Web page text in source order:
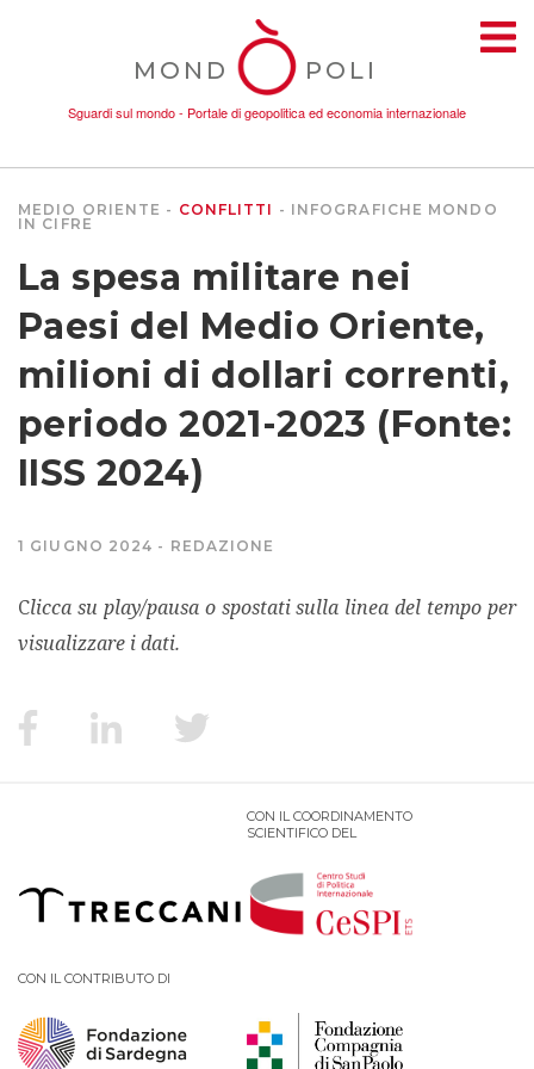
MOND POLI
Sguardi sul mondo - Portale di geopolitica ed economia internazionale
TEMI
AMBIENTE
CONFLITTI
DONNE
POVERTÀ
SALUTE
SGUARDI E VOCI
NAVIGANDO IN RETE
MEDIO ORIENTE CONFLITTI INFOGRAFICHE MONDO
IN CIFRE
La spesa militare nei
Paesi del Medio Oriente,
milioni di dollari correnti,
periodo 2021-2023 (Fonte:
IISS 2024)
1 GIUGNO 2024 REDAZIONE
Clicca su play/pausa o spostati sulla linea del tempo per
visualizzare i dati.
CON IL COORDINAMENTO
SCIENTIFICO DEL
CON IL CONTRIBUTO DI